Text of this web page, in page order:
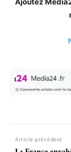
Article précédent